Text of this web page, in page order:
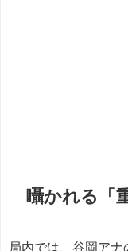
囁かれる「
局内では、谷岡アナ